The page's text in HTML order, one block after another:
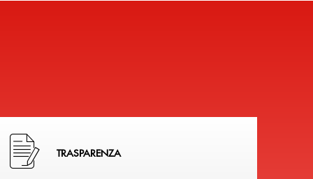
Hai bisogno di alcuni documenti ? Vai alla pagina della
TRASPARENZA